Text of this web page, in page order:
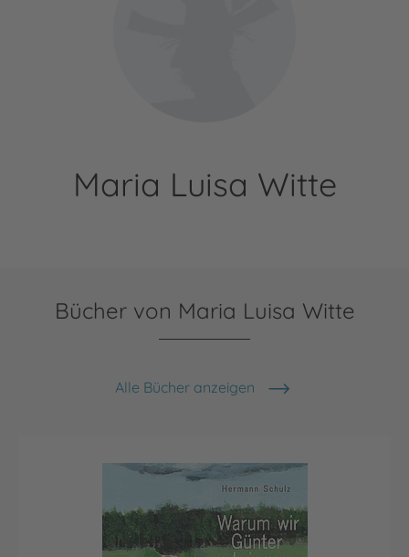
Maria Luisa Witte
Bücher von Maria Luisa Witte
Alle Bücher anzeigen